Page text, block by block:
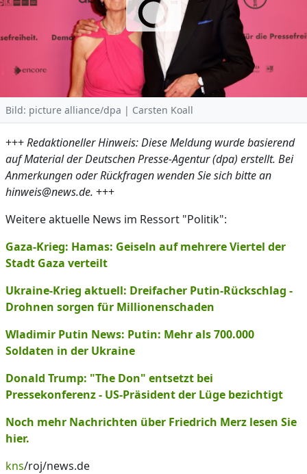
Bild: picture alliance/dpa | Carsten Koall
+++Redaktioneller Hinweis: Diese Meldung wurde basierend
auf Material der Deutschen Presse-Agentur (dpa) erstellt. Bei
Anmerkungen oder Rückfragen wenden Sie sich bitte an
hinweis@news.de. +++
Weitere aktuelle News im Ressort "Politik":
Gaza-Krieg: Hamas: Geiseln auf mehrere Viertel der
Stadt Gaza verteilt
Ukraine-Krieg aktuell: Dreifacher Putin-Rückschlag -
Drohnen sorgen für Millionenschaden
Wladimir Putin News: Putin: Mehr als 700.000
Soldaten in der Ukraine
Donald Trump: "The Don" entsetzt bei
Pressekonferenz - US-Präsident der Lüge bezichtigt
Noch mehr Nachrichten über Friedrich Merz lesen Sie
hier.
kns/roj/news.de